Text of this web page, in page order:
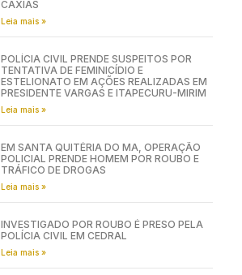
CAXIAS
Leia mais »
POLÍCIA CIVIL PRENDE SUSPEITOS POR
TENTATIVA DE FEMINICÍDIO E
ESTELIONATO EM AÇÕES REALIZADAS EM
PRESIDENTE VARGAS E ITAPECURU-MIRIM
Leia mais »
EM SANTA QUITÉRIA DO MA, OPERAÇÃO
POLICIAL PRENDE HOMEM POR ROUBO E
TRÁFICO DE DROGAS
Leia mais »
INVESTIGADO POR ROUBO É PRESO PELA
POLÍCIA CIVIL EM CEDRAL
Leia mais »